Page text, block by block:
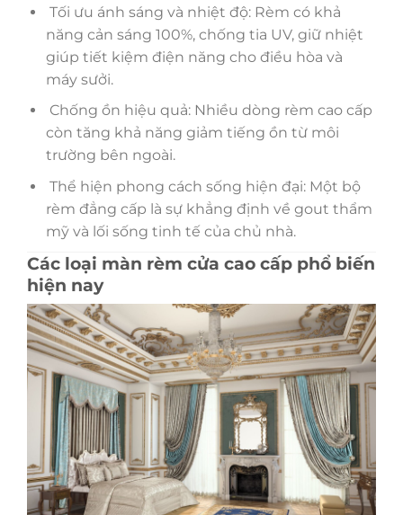
Tối ưu ánh sáng và nhiệt độ: Rèm có khả
năng cản sáng 100%, chống tia UV, giữ nhiệt
giúp tiết kiệm điện năng cho điều hòa và
máy sưởi.
Chống ồn hiệu quả: Nhiều dòng rèm cao cấp
còn tăng khả năng giảm tiếng ồn từ môi
trường bên ngoài.
Thể hiện phong cách sống hiện đại: Một bộ
rèm đẳng cấp là sự khẳng định về gout thẩm
mỹ và lối sống tinh tế của chủ nhà.
Các loại màn rèm cửa cao cấp phổ biến
hiện nay